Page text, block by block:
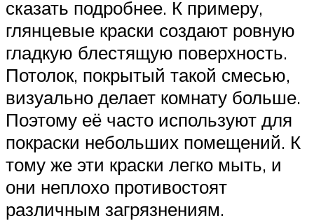
сказать подробнее. К примеру,
глянцевые краски создают ровную
гладкую блестящую поверхность.
Потолок, покрытый такой смесью,
визуально делает комнату больше.
Поэтому её часто используют для
покраски небольших помещений. К
тому же эти краски легко мыть, и
они неплохо противостоят
различным загрязнениям.